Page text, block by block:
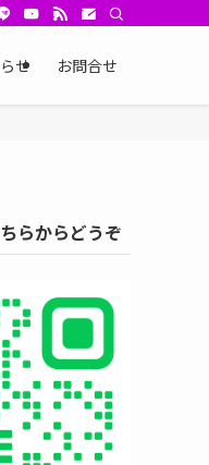
せ お問合せ
らからどうぞ